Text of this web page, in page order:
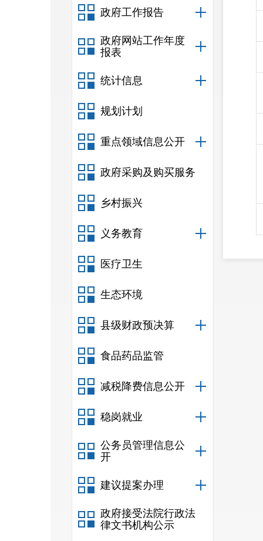
政府工作报告
政府网站工作年度
报表
统计信息
规划计划
重点领域信息公开
政府采购及购买服务
乡村振兴
义务教育
医疗卫生
生态环境
县级财政预决算
食品药品监管
减税降费信息公开
稳岗就业
公务员管理信息公
开
建议提案办理
政府接受法院行政法
律文书机构公示